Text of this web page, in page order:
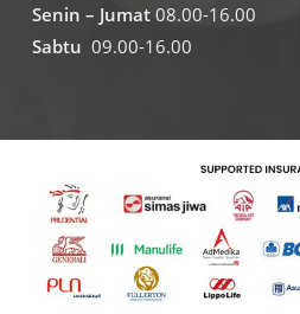
Senin – Jumat 08.00-16.00
Sabtu 09.00-16.00